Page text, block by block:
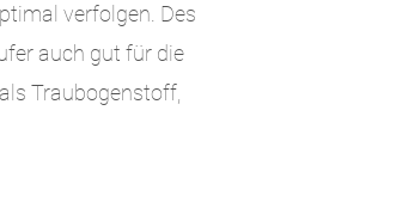
verfolgen. Des
auch gut für die
Traubogenstoff,